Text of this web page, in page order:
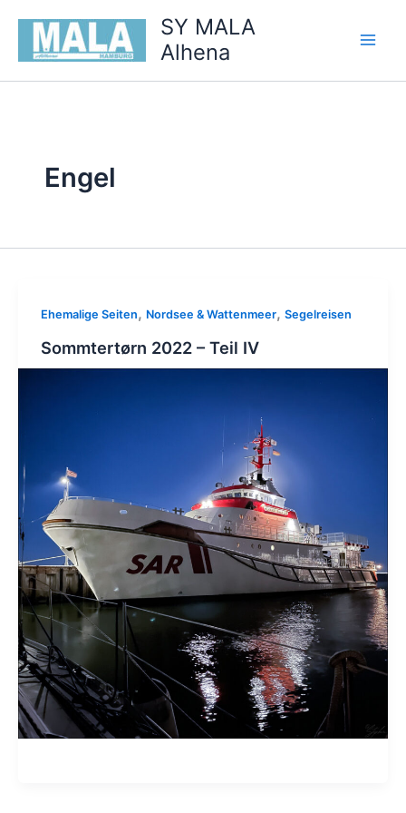
springen
SY MALA
Alhena
Engel
Ehemalige Seiten, Nordsee & Wattenmeer, Segelreisen
Sommtertørn 2022 – Teil IV